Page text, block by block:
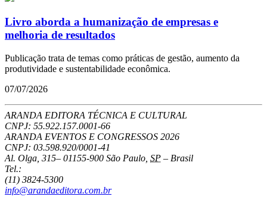
Livro aborda a humanização de empresas e
melhoria de resultados
Publicação trata de temas como práticas de gestão, aumento da
produtividade e sustentabilidade econômica.
07/07/2026
ARANDA EDITORA TÉCNICA E CULTURAL
CNPJ: 55.922.157.0001-66
ARANDA EVENTOS E CONGRESSOS 2026
CNPJ: 03.598.920/0001-41
Al. Olga, 315– 01155-900 São Paulo SP – Brasil
Tel.:
(11) 3824-5300
info@arandaeditora.com.br